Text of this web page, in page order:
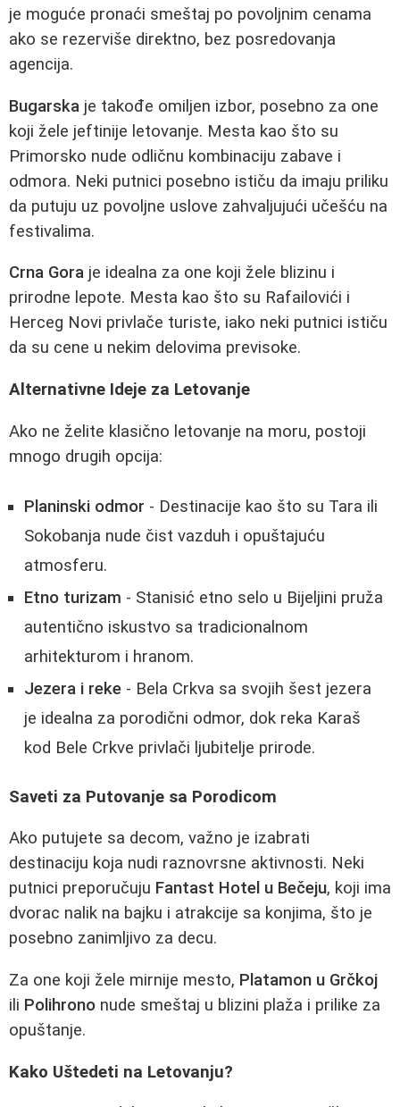
je moguće pronaći smeštaj po povoljnim cenama
ako se rezerviše direktno, bez posredovanja
agencija.
Bugarska je takođe omiljen izbor, posebno za one
koji žele jeftinije letovanje. Mesta kao što su
Primorsko nude odličnu kombinaciju zabave i
odmora. Neki putnici posebno ističu da imaju priliku
da putuju uz povoljne uslove zahvaljujući učešću na
festivalima.
Crna Gora je idealna za one koji žele blizinu i
prirodne lepote. Mesta kao što su Rafailovići i
Herceg Novi privlače turiste, iako neki putnici ističu
da su cene u nekim delovima previsoke.
Alternativne Ideje za Letovanje
Ako ne želite klasično letovanje na moru, postoji
mnogo drugih opcija:
Planinski odmor - Destinacije kao što su Tara ili
Sokobanja nude čist vazduh i opuštajuću
atmosferu.
Etno turizam - Stanisić etno selo u Bijeljini pruža
autentično iskustvo sa tradicionalnom
arhitekturom i hranom.
Jezera i reke - Bela Crkva sa svojih šest jezera
je idealna za porodični odmor, dok reka Karaš
kod Bele Crkve privlači ljubitelje prirode.
Saveti za Putovanje sa Porodicom
Ako putujete sa decom, važno je izabrati
destinaciju koja nudi raznovrsne aktivnosti. Neki
putnici preporučuju Fantast Hotel u Bečeju, koji ima
dvorac nalik na bajku i atrakcije sa konjima, što je
posebno zanimljivo za decu.
Za one koji žele mirnije mesto, Platamon u Grčkoj
ili Polihrono nude smeštaj u blizini plaža i prilike za
opuštanje.
Kako Uštedeti na Letovanju?